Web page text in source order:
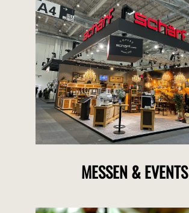
MESSEN & EVENTS